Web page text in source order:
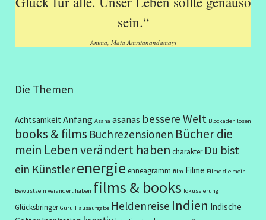
sein.“
Amma, Mata Amritanandamayi
Die Themen
Achtsamkeit Anfang Asana asanas bessere Welt Blockaden lösen
books & films Buchrezensionen Bücher die
mein Leben verändert haben charakter Du bist
ein Künstlerenergie enneagramm film Filme Filme die mein
Bewustsein verändert haben films & books fokussierung
Glücksbringer Guru Hausaufgabe Heldenreise Indien Indische